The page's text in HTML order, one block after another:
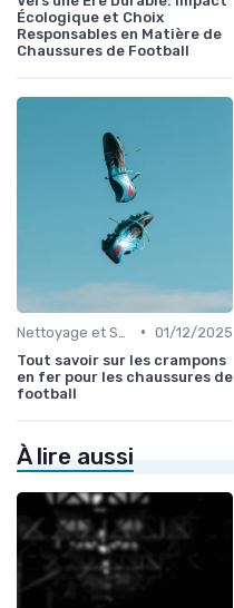
Écologique et Choix
Responsables en Matière de
Chaussures de Football
• 01/12/2025
Tout savoir sur les crampons
en fer pour les chaussures de
football
À lire aussi